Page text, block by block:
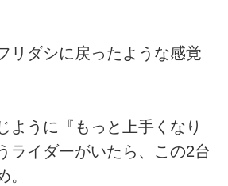
リダシに戻ったような感覚
ように『もっと上手くなり
ライダーがいたら、この2台
。